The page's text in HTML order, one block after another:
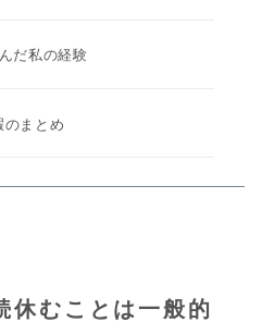
だ私の経験
のまとめ
休むことは一般的